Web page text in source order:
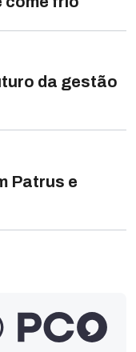
da gestão
Patrus e